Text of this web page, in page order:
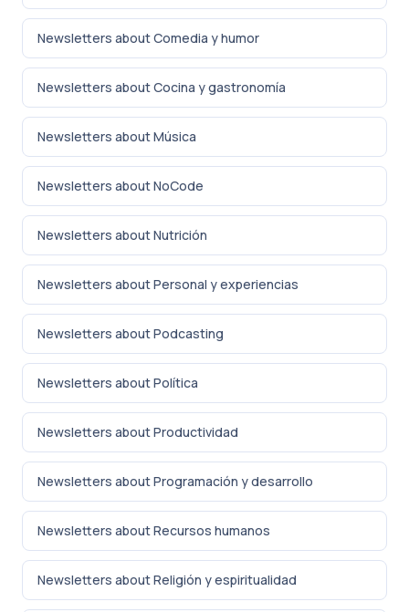
Newsletters about Comedia y humor
Newsletters about Cocina y gastronomía
Newsletters about Música
Newsletters about NoCode
Newsletters about Nutrición
Newsletters about Personal y experiencias
Newsletters about Podcasting
Newsletters about Política
Newsletters about Productividad
Newsletters about Programación y desarrollo
Newsletters about Recursos humanos
Newsletters about Religión y espiritualidad